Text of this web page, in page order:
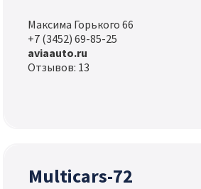
Максима Горького 66
+7 (3452) 69-85-25
aviaauto.ru
Отзывов: 13
Multicars-72